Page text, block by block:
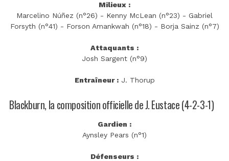
Milieux :
Marcelino Núñez (n°26) - Kenny McLean (n°23) - Gabriel
Forsyth (n°41) - Forson Amankwah (n°18) - Borja Sainz (n°7)
Attaquants :
Josh Sargent (n°9)
Entraîneur :J. Thorup
Blackburn, la composition officielle de J. Eustace (4-2-3-1)
Gardien :
Aynsley Pears (n°1)
Défenseurs :